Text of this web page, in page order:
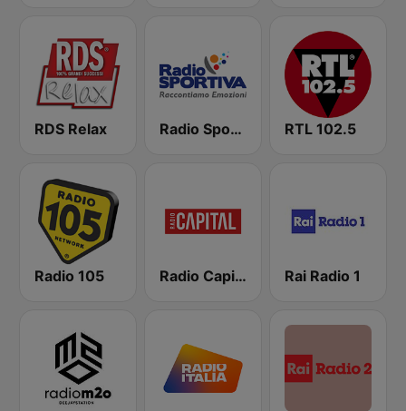
RDS Relax Radio Sportiva RTL 102.5
Radio 105 Radio Capital Rai Radio 1